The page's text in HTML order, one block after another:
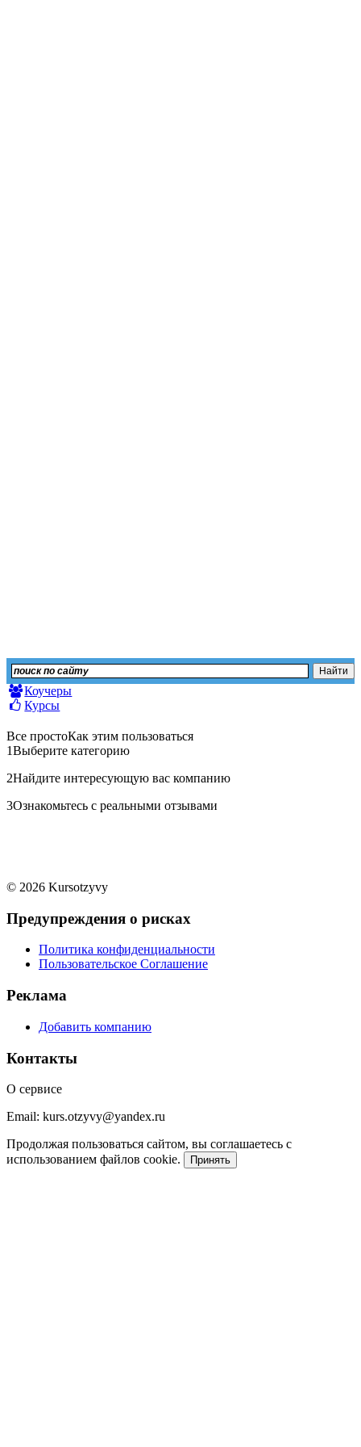
Коучеры
Курсы
Все простоКак этим пользоваться
1Выберите категорию
2Найдите интересующую вас компанию
3Ознакомьтесь с реальными отзывами
© 2026 Kursotzyvy
Предупреждения о рисках
Политика конфиденциальности
Пользовательское Соглашение
Реклама
Добавить компанию
Контакты
О сервисе
Email: kurs.otzyvy@yandex.ru
Продолжая пользоваться сайтом, вы соглашаетесь с
использованием файлов cookie.
Принять